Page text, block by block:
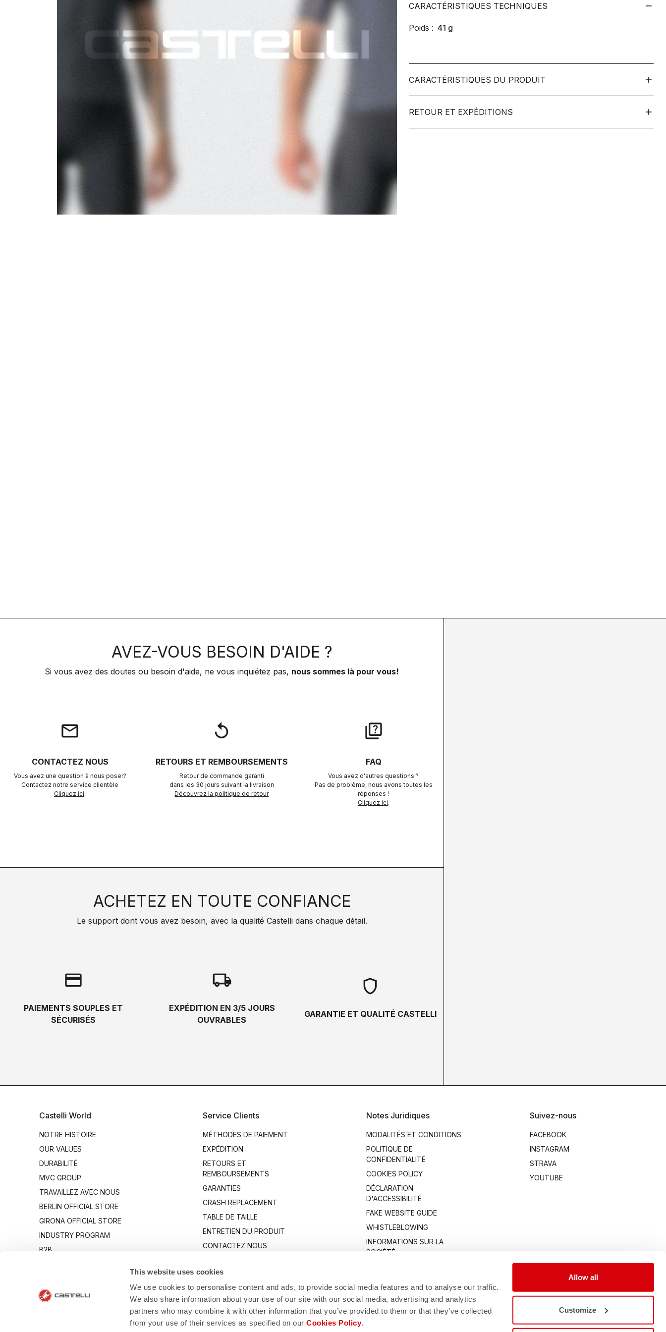
This website uses cookies
We use cookies to personalise content and ads, to provide social media features and to analyse our traffic.
We also share information about your use of our site with our social media, advertising and analytics
partners who may combine it with other information that you’ve provided to them or that they’ve collected
from your use of their services as specified on ourCookies Policy.
Allow all
Customize
CARACTÉRISTIQUES TECHNIQUES
Poids : 41 g
CARACTÉRISTIQUES DU PRODUIT
RETOUR ET EXPÉDITIONS
AVEZ-VOUS BESOIN D'AIDE ?
Si vous avez des doutes ou besoin d'aide, ne vous inquiétez pas, nous sommes là pour vous!
email
CONTACTEZ NOUS
Vous avez une question à nous poser?
Contactez notre service clientèle
Cliquez ici.
replay
RETOURS ET REMBOURSEMENTS
Retour de commande garanti
dans les 30 jours suivant la livraison
Découvrez la politique de retour
quiz
FAQ
Vous avez d'autres questions ?
Pas de problème, nous avons toutes les
réponses !
Cliquez ici.
ACHETEZ EN TOUTE CONFIANCE
Le support dont vous avez besoin, avec la qualité Castelli dans chaque détail.
credit_card
PAIEMENTS SOUPLES ET
SÉCURISÉS
local_shipping
EXPÉDITION EN 3/5 JOURS
OUVRABLES
shield
GARANTIE ET QUALITÉ CASTELLI
Castelli World
NOTRE HISTOIRE
OUR VALUES
DURABILITÉ
MVC GROUP
TRAVAILLEZ AVEC NOUS
BERLIN OFFICIAL STORE
GIRONA OFFICIAL STORE
INDUSTRY PROGRAM
B2B
Service Clients
MÉTHODES DE PAIEMENT
EXPÉDITION
RETOURS ET
REMBOURSEMENTS
GARANTIES
CRASH REPLACEMENT
TABLE DE TAILLE
ENTRETIEN DU PRODUIT
CONTACTEZ NOUS
Notes Juridiques
MODALITÉS ET CONDITIONS
POLITIQUE DE
CONFIDENTIALITÉ
COOKIES POLICY
DÉCLARATION
D'ACCESSIBILITÉ
FAKE WEBSITE GUIDE
WHISTLEBLOWING
INFORMATIONS SUR LA
SOCIÉTÉ
Suivez-nous
FACEBOOK
INSTAGRAM
STRAVA
YOUTUBE